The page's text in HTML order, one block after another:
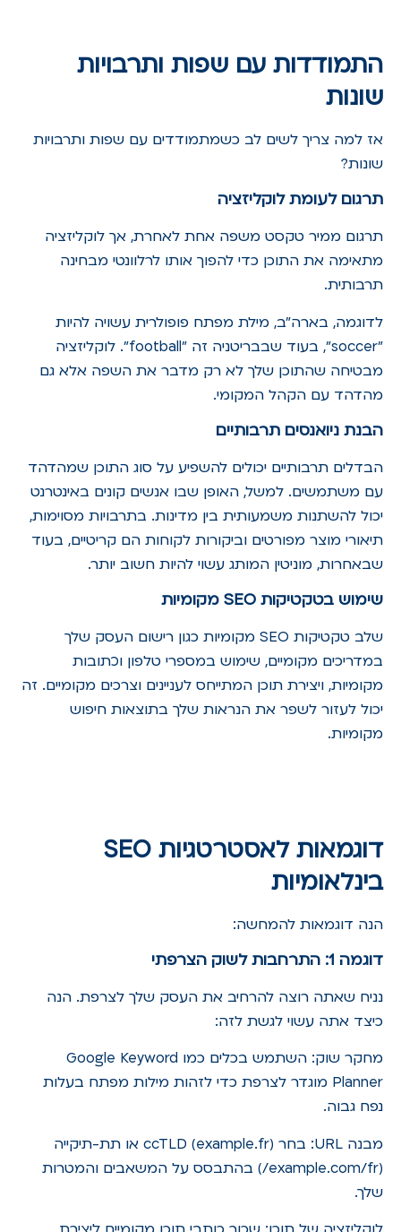
התמודדות עם שפות ותרבויות
שונות
אז למה צריך לשים לב כשמתמודדים עם שפות ותרבויות
שונות?
תרגום לעומת לוקליזציה
תרגום ממיר טקסט משפה אחת לאחרת, אך לוקליזציה
מתאימה את התוכן כדי להפוך אותו לרלוונטי מבחינה
תרבותית.
לדוגמה, בארה"ב, מילת מפתח פופולרית עשויה להיות
"soccer", בעוד שבבריטניה זה "football". לוקליזציה
מבטיחה שהתוכן שלך לא רק מדבר את השפה אלא גם
מהדהד עם הקהל המקומי.
הבנת ניואנסים תרבותיים
הבדלים תרבותיים יכולים להשפיע על סוג התוכן שמהדהד
עם משתמשים. למשל, האופן שבו אנשים קונים באינטרנט
יכול להשתנות משמעותית בין מדינות. בתרבויות מסוימות,
תיאורי מוצר מפורטים וביקורות לקוחות הם קריטיים, בעוד
שבאחרות, מוניטין המותג עשוי להיות חשוב יותר.
שימוש בטקטיקות SEO מקומיות
שלב טקטיקות SEO מקומיות כגון רישום העסק שלך
במדריכים מקומיים, שימוש במספרי טלפון וכתובות
מקומיות, ויצירת תוכן המתייחס לעניינים וצרכים מקומיים. זה
יכול לעזור לשפר את הנראות שלך בתוצאות חיפוש
מקומיות.
דוגמאות לאסטרטגיות SEO
בינלאומיות
הנה דוגמאות להמחשה:
דוגמה 1: התרחבות לשוק הצרפתי
נניח שאתה רוצה להרחיב את העסק שלך לצרפת. הנה
כיצד אתה עשוי לגשת לזה:
מחקר שוק: השתמש בכלים כמו Google Keyword
Planner מוגדר לצרפת כדי לזהות מילות מפתח בעלות
נפח גבוה.
מבנה URL: בחר ccTLD (example.fr) או תת-תיקייה
(example.com/fr/) בהתבסס על המשאבים והמטרות
שלך.